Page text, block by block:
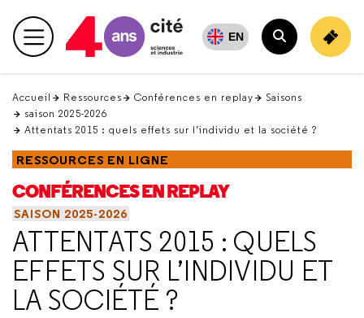
en
haut Menu principal EN
Rechercher
Accueil Ressources Conférences en replay
Saisons
saison 2025-2026
Attentats 2015 : quels effets sur l’individu et la société ?
RESSOURCES EN LIGNE
CONFÉRENCES EN REPLAY
SAISON 2025-2026
ATTENTATS 2015 : QUELS
EFFETS SUR L’INDIVIDU ET
LA SOCIÉTÉ ?